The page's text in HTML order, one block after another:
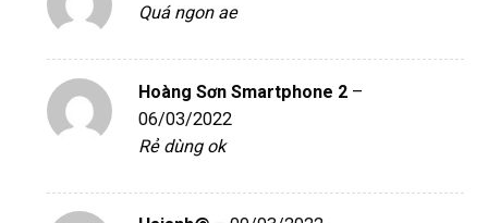
Quá ngon ae
Hoàng Sơn Smartphone 2 –
06/03/2022
Rẻ dùng ok